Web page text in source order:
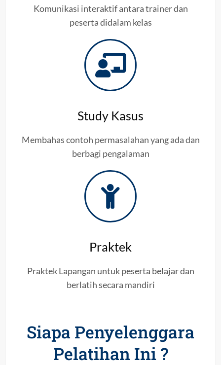
Komunikasi interaktif antara trainer dan
peserta didalam kelas
Study Kasus
Membahas contoh permasalahan yang ada dan
berbagi pengalaman
Praktek
Praktek Lapangan untuk peserta belajar dan
berlatih secara mandiri
Siapa Penyelenggara
Pelatihan Ini ?